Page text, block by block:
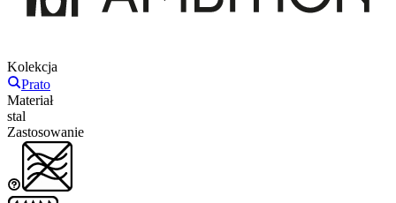
Kolekcja
Prato
Materiał
stal
Zastosowanie